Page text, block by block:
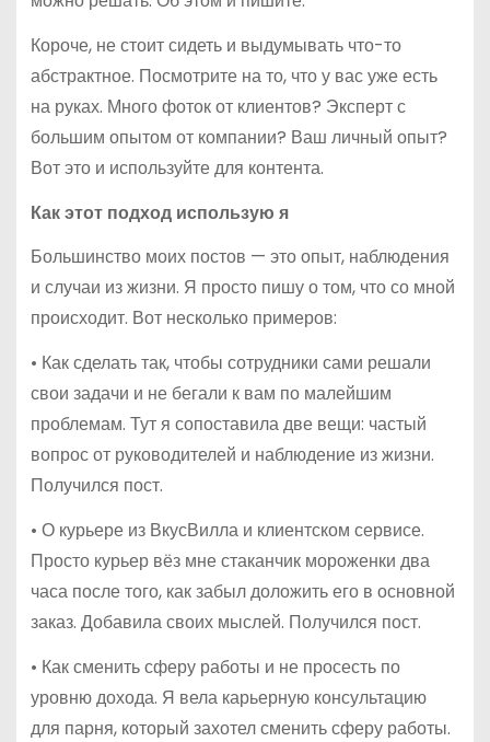
Короче, не стоит сидеть и выдумывать что-то
абстрактное. Посмотрите на то, что у вас уже есть
на руках. Много фоток от клиентов? Эксперт с
большим опытом от компании? Ваш личный опыт?
Вот это и используйте для контента.
Как этот подход использую я
Большинство моих постов — это опыт, наблюдения
и случаи из жизни. Я просто пишу о том, что со мной
происходит. Вот несколько примеров:
• Как сделать так, чтобы сотрудники сами решали
свои задачи и не бегали к вам по малейшим
проблемам. Тут я сопоставила две вещи: частый
вопрос от руководителей и наблюдение из жизни.
Получился пост.
• О курьере из ВкусВилла и клиентском сервисе.
Просто курьер вёз мне стаканчик мороженки два
часа после того, как забыл доложить его в основной
заказ. Добавила своих мыслей. Получился пост.
• Как сменить сферу работы и не просесть по
уровню дохода. Я вела карьерную консультацию
для парня, который захотел сменить сферу работы.